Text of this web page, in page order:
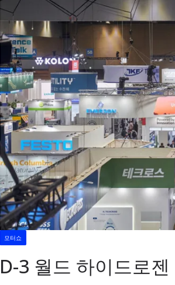
모터쇼
D-3 월드 하이드로